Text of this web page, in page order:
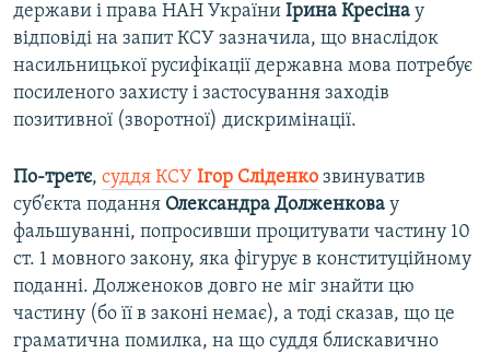
держави і права НАН України Ірина Кресіна у
відповіді на запит КСУ зазначила, що внаслідок
насильницької русифікації державна мова потребує
посиленого захисту і застосування заходів
позитивної (зворотної) дискримінації.
По-третє, суддя КСУ Ігор Сліденко звинуватив
суб’єкта подання Олександра Долженкова у
фальшуванні, попросивши процитувати частину 10
ст. 1 мовного закону, яка фігурує в конституційному
поданні. Долженоков довго не міг знайти цю
частину (бо її в законі немає), а тоді сказав, що це
граматична помилка, на що суддя блискавично